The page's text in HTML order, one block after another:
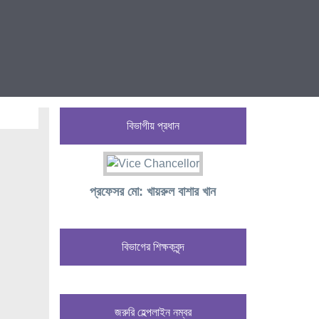
বিভাগীয় প্রধান
প্রফেসর মো: খায়রুল বাশার খান
বিভাগের শিক্ষকবৃন্দ
জরুরি হেল্পলাইন নম্বর